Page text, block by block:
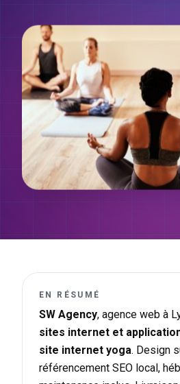
EN RÉSUMÉ
SW Agency, agence web à
sites internet et
site internet yoga. Design
référencement SEO local,